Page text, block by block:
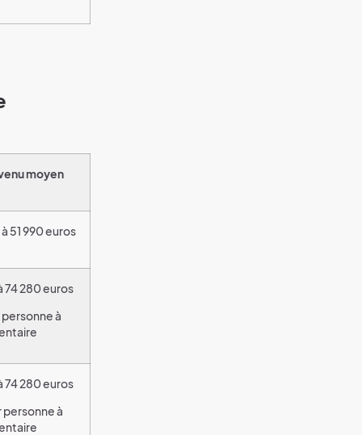
moyen
51 990 euros
74 280 euros
personne à
74 280 euros
personne à